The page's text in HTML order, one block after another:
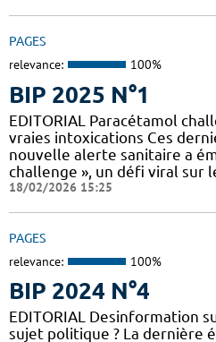
PAGES
relevance: 100%
BIP 2025 N°1
EDITORIAL Paracétamol
vraies intoxications Ces
nouvelle alerte sanitaire a
challenge », un défi viral sur
18/02/2026 15:25
PAGES
relevance: 100%
BIP 2024 N°4
EDITORIAL Desinformation
sujet politique ? La dernière